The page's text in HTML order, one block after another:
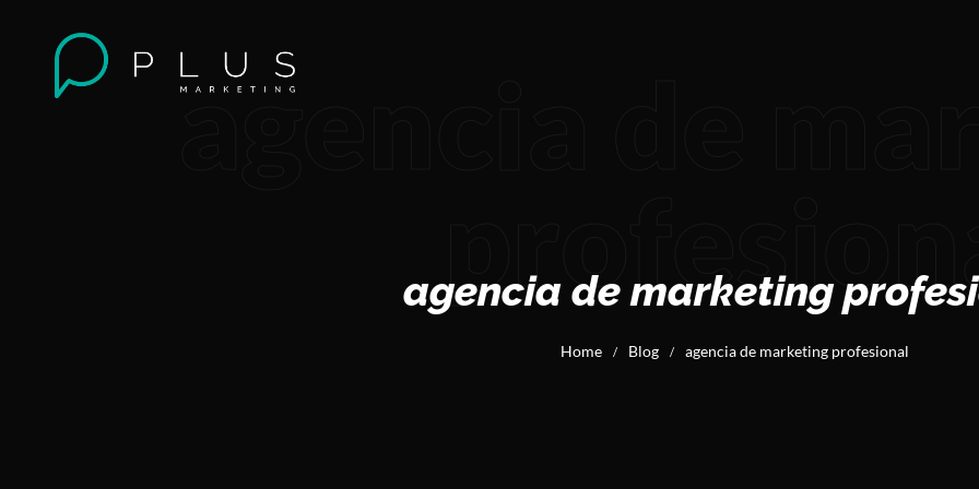
agencia de
agencia de marketing
Home / Blog / agencia de marketing profesional